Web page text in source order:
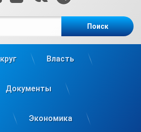
Власть
Документы
Экономика